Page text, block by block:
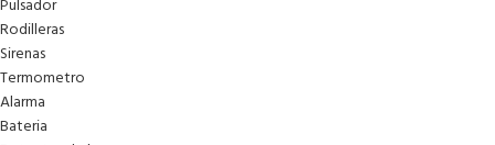
Pulsador
Rodilleras
Sirenas
Termometro
Alarma
Bateria